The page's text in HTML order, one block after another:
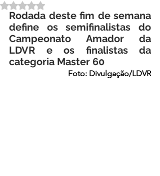
Avaliado com NaN de 5 estrelas.
Rodada deste fim de semana
define os semifinalistas do
Campeonato Amador da
LDVR e os finalistas da
categoria Master 60
Foto: Divulgação/LDVR